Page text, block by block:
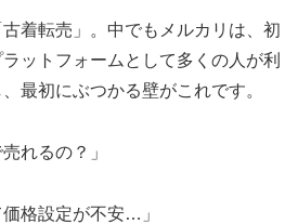
着転売」。中でもメルカリは、初
ットフォームとして多くの人が利
最初にぶつかる壁がこれです。
れるの？」
価格設定が不安…」